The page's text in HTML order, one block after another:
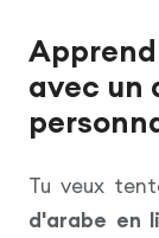
avec un
Tu veux
d'arabe en